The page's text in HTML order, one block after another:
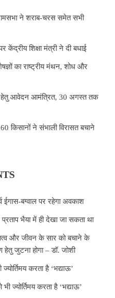
ने शराब-चरस समेत सभी
केंद्रीय शिक्षा मंत्री ने दी बधाई
का राष्ट्रीय मंथन, शोध और
हेतु आवेदन आमंत्रित, 30 अगस्त तक
किसानों ने संभाली विरासत बचाने
ईगास-बग्वाल पर रहेगा अवकाश
भैया में ही देखा जा सकता था
और जीवन के सार को बचाने के
जुटना होगा – डॉ. जोशी
करता है ‘भद्याऊ’
ज्योर्तिमय करता है ‘भद्याऊ’